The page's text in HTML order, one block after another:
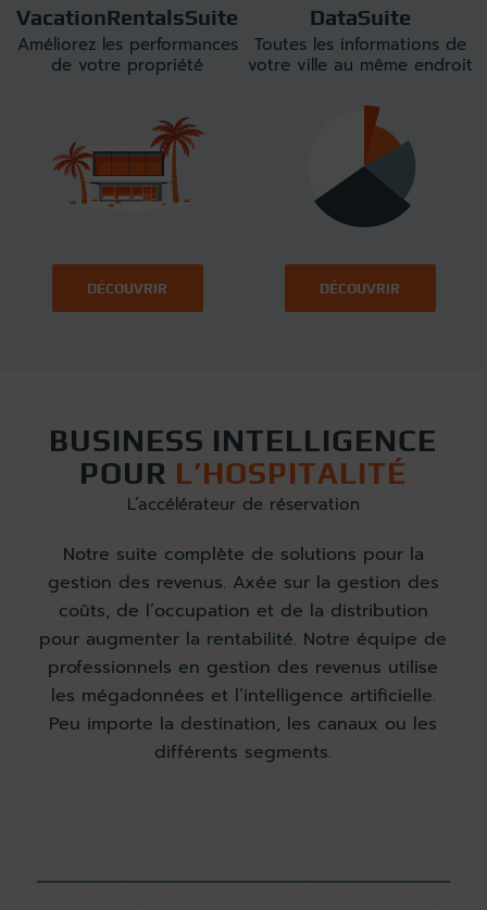
VacationRentalsSuite
Améliorez les performances
de votre propriété
DÉCOUVRIR
DataSuite
Toutes les informations de
votre ville au même endroit
DÉCOUVRIR
BUSINESS INTELLIGENCE
POUR L’HOSPITALITÉ
L’accélérateur de réservation
Notre suite complète de solutions pour la
gestion des revenus. Axée sur la gestion des
coûts, de l’occupation et de la distribution
pour augmenter la rentabilité. Notre équipe de
professionnels en gestion des revenus utilise
les mégadonnées et l’intelligence artificielle.
Peu importe la destination, les canaux ou les
différents segments.